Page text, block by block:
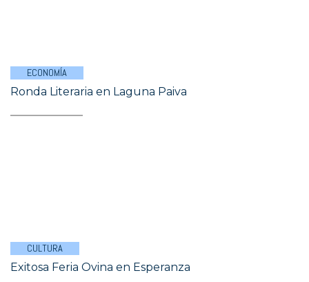
ECONOMÍA
Ronda Literaria en Laguna Paiva
CULTURA
Exitosa Feria Ovina en Esperanza